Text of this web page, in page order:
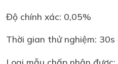
Độ chính xác: 0,05%
Thời gian thử nghiệm: 30s